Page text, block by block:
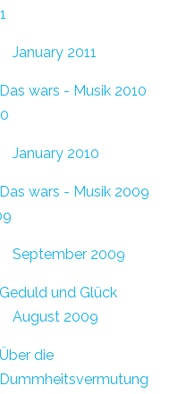
January 2011
Das wars - Musik 2010
January 2010
Das wars - Musik 2009
September 2009
Geduld und Glück
August 2009
Über die
Dummheitsvermutung